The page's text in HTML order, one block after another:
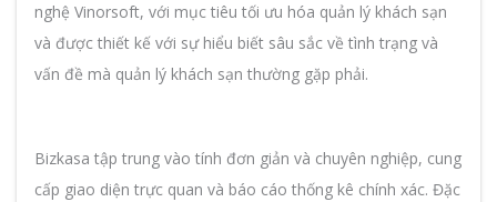
nghệ Vinorsoft, với mục tiêu tối ưu hóa quản lý khách sạn
và được thiết kế với sự hiểu biết sâu sắc về tình trạng và
vấn đề mà quản lý khách sạn thường gặp phải.
Bizkasa tập trung vào tính đơn giản và chuyên nghiệp, cung
cấp giao diện trực quan và báo cáo thống kê chính xác. Đặc